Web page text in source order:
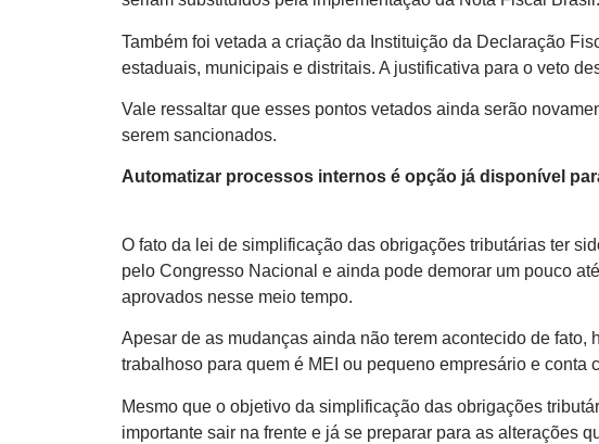
Também foi vetada a criação da Instituição da Declaração
estaduais, municipais e distritais. A justificativa para o veto
Vale ressaltar que esses pontos vetados ainda serão
serem sancionados.
Automatizar processos internos é opção já disponível
O fato da lei de simplificação das obrigações tributárias ter
pelo Congresso Nacional e ainda pode demorar um pouco
aprovados nesse meio tempo.
Apesar de as mudanças ainda não terem acontecido de
trabalhoso para quem é MEI ou pequeno empresário e conta
Mesmo que o objetivo da simplificação das obrigações
importante sair na frente e já se preparar para as alterações